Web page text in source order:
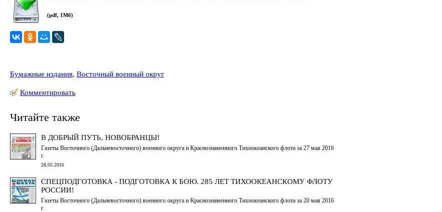
(pdf, 1Мб)
Бумажные издания, Восточный военный округ
Комментировать
Читайте также
В ДОБРЫЙ ПУТЬ, НОВОБРАНЦЫ!
Газеты Восточного (Дальневосточного) военного округа и Краснознаменного Тихоокеанского флота за 27 мая 2016
г.
28.05.2016
СПЕЦПОДГОТОВКА - ПОДГОТОВКА К БОЮ. 285 ЛЕТ ТИХООКЕАНСКОМУ ФЛОТУ
РОССИИ!
Газеты Восточного (Дальневосточного) военного округа и Краснознаменного Тихоокеанского флота за 20 мая 2016
г.